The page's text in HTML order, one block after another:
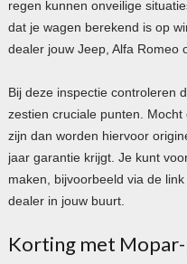
regen kunnen onveilige
dat je wagen berekend is op
dealer jouw Jeep, Alfa Romeo
Bij deze inspectie controleren
zestien cruciale punten.
zijn dan worden hiervoor
jaar garantie krijgt. Je kunt
maken, bijvoorbeeld via de
dealer in jouw buurt.
Korting met